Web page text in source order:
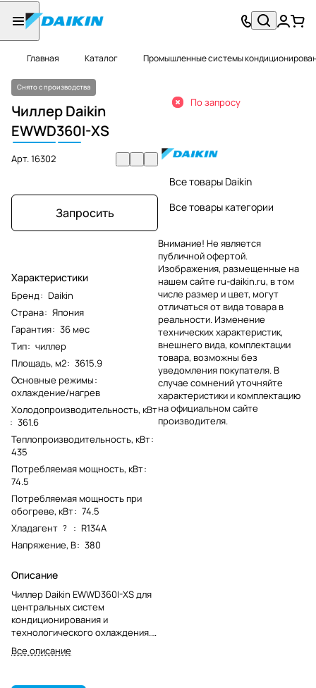
Главная Каталог Промышленные системы
Снято с производства
Чиллер Daikin
EWWD360I-XS
Арт.16302
Запросить
Характеристики
Бренд: Daikin
Страна: Япония
Гарантия: 36 мес
Тип: чиллер
Площадь, м2: 3615.9
Основные режимы:
охлаждение/нагрев
Холодопроизводительность, кВт
: 361.6
Теплопроизводительность, кВт:
435
Потребляемая мощность, кВт:
74.5
Потребляемая мощность при
обогреве, кВт: 74.5
Хладагент ? : R134A
Напряжение, В: 380
Описание
Чиллер Daikin EWWD360I-XS для
центральных систем
кондиционирования и
технологического охлаждения.
Модель применяется на крупных
коммерческих и промышленных
Все описание
По запросу
Все товары Daikin
Все товары категории
Внимание! Не является
публичной офертой.
Изображения, размещенные на
нашем сайте ru-daikin.ru, в том
числе размер и цвет, могут
отличаться от вида товара в
реальности. Изменение
технических характеристик,
внешнего вида, комплектации
товара, возможны без
уведомления покупателя. В
случае сомнений уточняйте
характеристики и комплектацию
на официальном сайте
производителя.